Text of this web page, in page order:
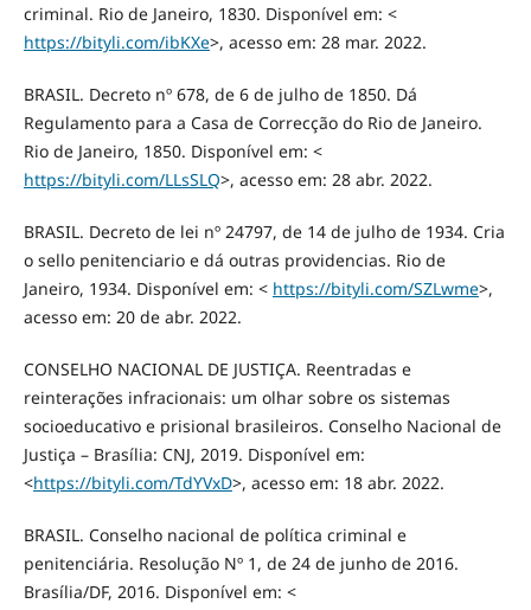
criminal. Rio de Janeiro, 1830. Disponível em: <
https://bityli.com/ibKXe>, acesso em: 28 mar. 2022.
BRASIL. Decreto nº 678, de 6 de julho de 1850. Dá
Regulamento para a Casa de Correcção do Rio de Janeiro.
Rio de Janeiro, 1850. Disponível em: <
https://bityli.com/LLsSLQ>, acesso em: 28 abr. 2022.
BRASIL. Decreto de lei nº 24797, de 14 de julho de 1934. Cria
o sello penitenciario e dá outras providencias. Rio de
Janeiro, 1934. Disponível em: < https://bityli.com/SZLwme>,
acesso em: 20 de abr. 2022.
CONSELHO NACIONAL DE JUSTIÇA. Reentradas e
reinterações infracionais: um olhar sobre os sistemas
socioeducativo e prisional brasileiros. Conselho Nacional de
Justiça – Brasília: CNJ, 2019. Disponível em:
<https://bityli.com/TdYVxD>, acesso em: 18 abr. 2022.
BRASIL. Conselho nacional de política criminal e
penitenciária. Resolução Nº 1, de 24 de junho de 2016.
Brasília/DF, 2016. Disponível em: <